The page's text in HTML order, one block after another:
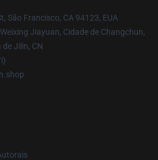
São Francisco, CA 94123, EUA
Jiayuan, Cidade de Changchun,
Jilin, CN